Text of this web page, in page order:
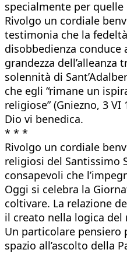
Rivolgo un cordiale
testimonia che la
disobbedienza
grandezza
solennità di
che egli “rimane un
religiose” (Gniezno, 3
Dio vi benedica.
* * *
Rivolgo un cordiale
religiosi del Santissimo
consapevoli che
Oggi si celebra la
coltivare. La relazione
il creato nella logica
Un particolare pensiero
spazio all’ascolto della